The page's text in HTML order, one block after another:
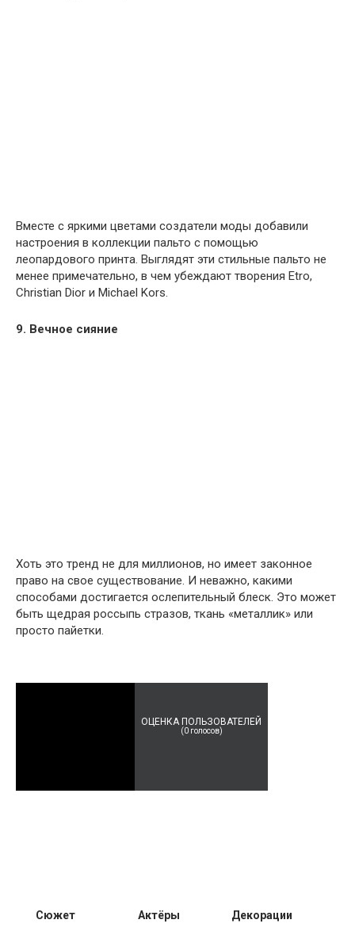
Вместе с яркими цветами создатели моды добавили
настроения в коллекции пальто с помощью
леопардового принта. Выглядят эти стильные пальто не
менее примечательно, в чем убеждают творения Etro,
Christian Dior и Michael Kors.
9. Вечное сияние
Хоть это тренд не для миллионов, но имеет законное
право на свое существование. И неважно, какими
способами достигается ослепительный блеск. Это может
быть щедрая россыпь стразов, ткань «металлик» или
просто пайетки.
ОЦЕНКА ПОЛЬЗОВАТЕЛЕЙ
(0голосов)
Сюжет Актёры Декорации